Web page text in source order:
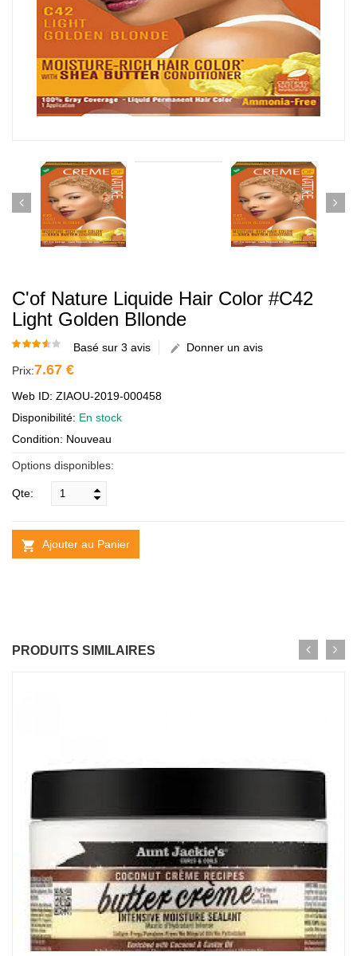
C'of Nature Liquide Hair Color #C42
Light Golden Bllonde
Basé sur 3 avis
Donner un avis
Prix:7.67 €
Web ID: ZIAOU-2019-000458
Disponibilité: En stock
Condition: Nouveau
Options disponibles:
Qte:
Ajouter au Panier
PRODUITS SIMILAIRES